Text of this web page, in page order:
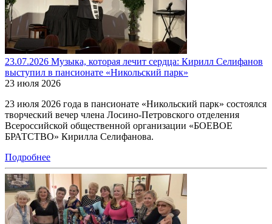
23.07.2026 Музыка, которая лечит сердца: Кирилл Селифанов
выступил в пансионате «Никольский парк»
23 июля 2026
23 июля 2026 года в пансионате «Никольский парк» состоялся
творческий вечер члена Лосино-Петровского отделения
Всероссийской общественной организации «БОЕВОЕ
БРАТСТВО» Кирилла Селифанова.
Подробнее